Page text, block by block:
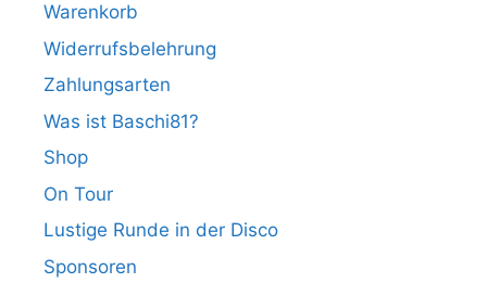
Warenkorb
Widerrufsbelehrung
Zahlungsarten
Was ist Baschi81?
Shop
On Tour
Lustige Runde in der Disco
Sponsoren